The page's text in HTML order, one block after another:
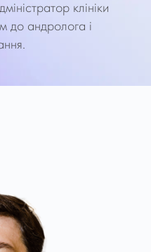
клініки
до андролога і